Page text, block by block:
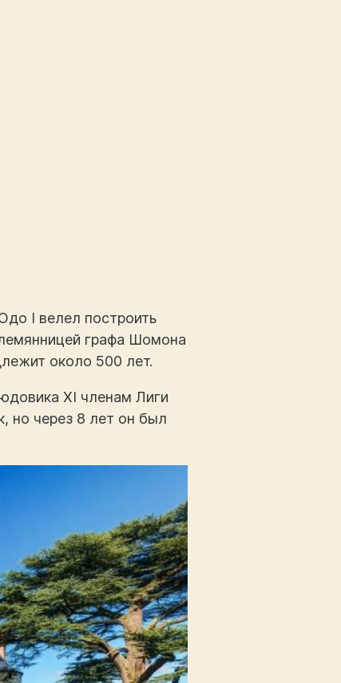
I велел построить
графа Шомона
около 500 лет.
XI членам Лиги
но через 8 лет он был